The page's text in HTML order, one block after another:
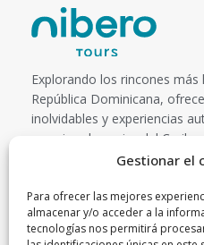
Gestionar el
Para ofrecer las mejores
almacenar y/o acceder a la
tecnologías nos permitirá
Explorando los rincones más
República Dominicana,
inolvidables y experiencias
que vivas lo mejor del
cada aventura es una
maravillas dominicanas.